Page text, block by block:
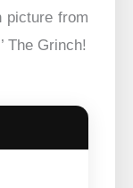
picture from
The Grinch!